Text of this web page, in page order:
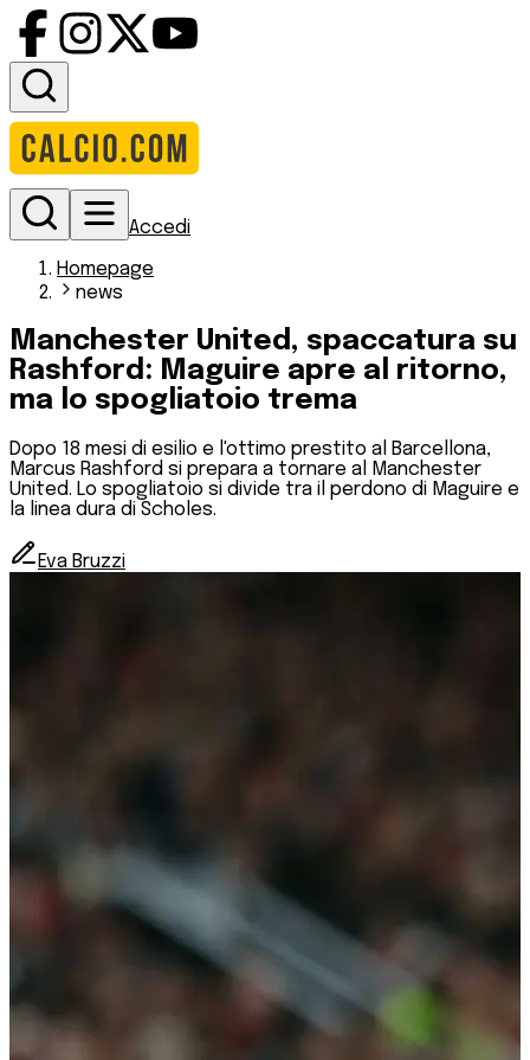
Accedi
Homepage
news
Manchester United, spaccatura su
Rashford: Maguire apre al ritorno,
ma lo spogliatoio trema
Dopo 18 mesi di esilio e l'ottimo prestito al Barcellona,
Marcus Rashford si prepara a tornare al Manchester
United. Lo spogliatoio si divide tra il perdono di Maguire e
la linea dura di Scholes.
Eva Bruzzi